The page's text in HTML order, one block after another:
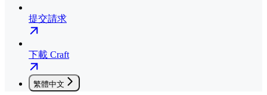
提交請求
下載 Craft
繁體中文